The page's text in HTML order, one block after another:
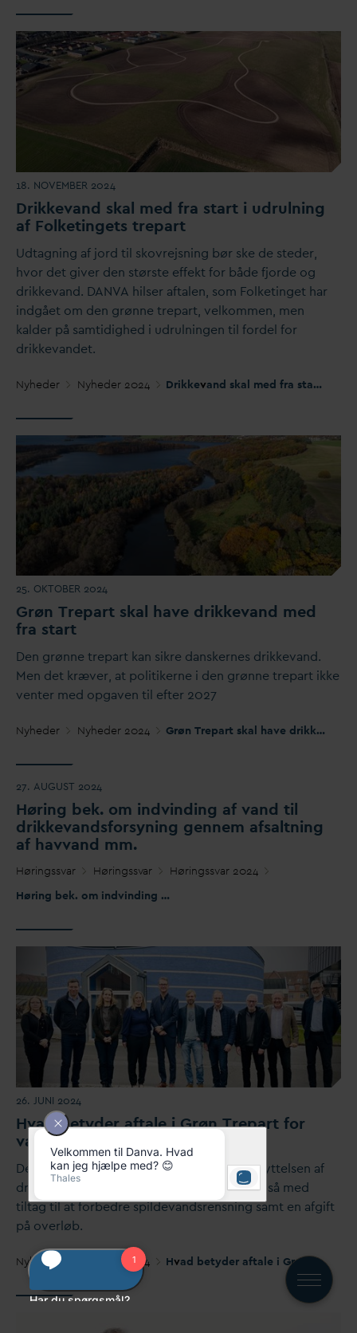
18. NOVEMBER 2024
Drikkevand skal med fra start i udrulning
af Folketingets trepart
Udtagning af jord til skovrejsning bør ske de steder,
hvor det giver den største effekt for både fjorde og
drikkevand. DANVA hilser aftalen, som Folketinget har
indgået om den grønne trepart, velkommen, men
kalder på samtidighed i udrulningen til fordel for
drikkevandet.
Nyheder Nyheder 2024 Drikkevand skal med fra start i udrulning af Folketingets trepart
25. OKTOBER 2024
Grøn Trepart skal have drikkevand med
fra start
Den grønne trepart kan sikre danskernes drikkevand.
Men det kræver, at politikerne i den grønne trepart ikke
venter med opgaven til efter 2027
Nyheder Nyheder 2024 Grøn Trepart skal have drikkev
27. AUGUST 2024
Høring bek. om indvinding af vand til
drikkevandsforsyning gennem afsaltning
af havvand mm.
Høringssvar Høringssvar Høringssvar 2024
Høring bek. om indvinding af
26. JUNI 2024
Hvad betyder aftale i Grøn Trepart for
vandselskaberne?
Den grønne trepartsaftale bidrager til beskyttelsen af
drikke
andet gennem skovrejsning men også med
tiltag til at forbedre spildevandsrensning samt en afgift
på overløb.
Nyheder Nyheder 2024 Hvad betyder aftale i Grøn Trepart for